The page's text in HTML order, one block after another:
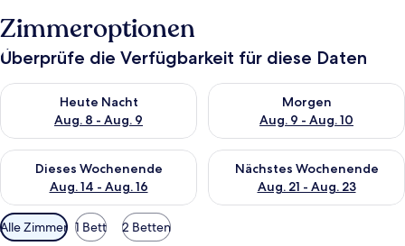
Zimmeroptionen
Überprüfe die Verfügbarkeit für diese Daten
Heute Nacht
Aug. 8 - Aug. 9
Überprüfe die Verfügbarkeit für heute Nacht, Aug. 8 - Aug. 9.
Morgen
Aug. 9 - Aug. 10
Überprüfe die Verfügbarkeit
Dieses Wochenende
Aug. 14 - Aug. 16
Überprüfe die Verfügbarkeit für dieses Wochenende, Aug. 14
Nächstes Wochenende
Aug. 21 - Aug. 23
Überprüfe die Verfügbarkeit
Verfügbare
Filter
Alle Zimmer 1 Bett 2 Betten